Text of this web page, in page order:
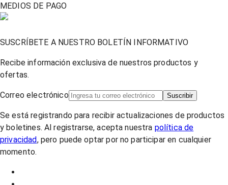
MEDIOS DE PAGO
SUSCRÍBETE A NUESTRO BOLETÍN INFORMATIVO
Recibe información exclusiva de nuestros productos y
ofertas.
Correo electrónico Suscribir
Se está registrando para recibir actualizaciones de productos
y boletines. Al registrarse, acepta nuestra política de
privacidad, pero puede optar por no participar en cualquier
momento.